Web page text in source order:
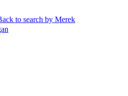
to search by Merek